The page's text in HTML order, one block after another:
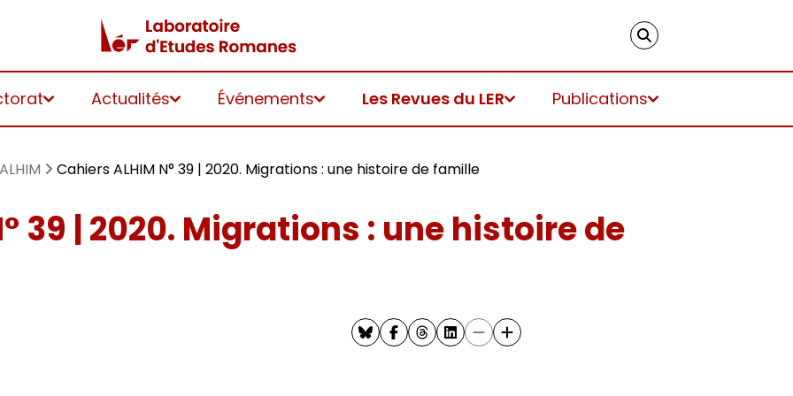
Actualités Événements Les Revues du LER Publications
Cahiers ALHIM N° 39 | 2020. Migrations : une histoire de famille
39 | 2020. Migrations : une histoire de